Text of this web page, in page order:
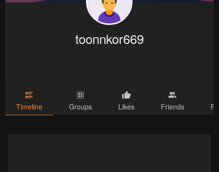
toonnkor669
Timeline Groups Likes Friends